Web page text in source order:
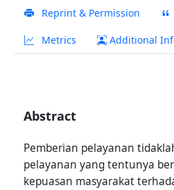
Reprint & Permission
Metrics Additional
Abstract
Pemberian pelayanan
pelayanan yang tentunya
kepuasan masyarakat